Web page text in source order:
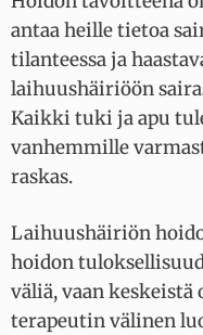
antaa heille tietoa
tilanteessa ja
laihuushäiriöön
Kaikki tuki ja apu
vanhemmille
raskas.
Laihuushäiriön
hoidon
väliä, vaan
terapeutin välinen